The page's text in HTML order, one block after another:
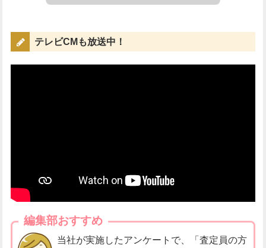
テレビCMも放送中！
編集部おすすめ
当社が実施したアンケートで、「査定員の方